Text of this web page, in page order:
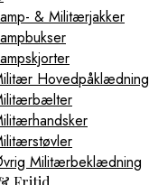
& Militærjakker
Hovedpåklædning
Militærbeklædning